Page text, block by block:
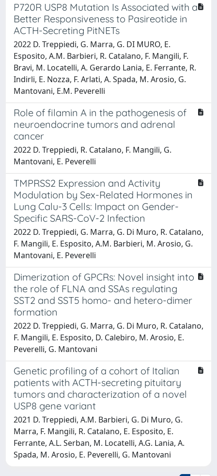
P720R USP8 Mutation Is Associated with a
Better Responsiveness to Pasireotide in
ACTH-Secreting PitNETs
2022 D. Treppiedi, G. Marra, G. DI MURO, E.
Esposito, A.M. Barbieri, R. Catalano, F. Mangili, F.
Bravi, M. Locatelli, A. Gerardo Lania, E. Ferrante, R.
Indirli, E. Nozza, F. Arlati, A. Spada, M. Arosio, G.
Mantovani, E.M. Peverelli
Role of filamin A in the pathogenesis of
neuroendocrine tumors and adrenal
cancer
2022 D. Treppiedi, R. Catalano, F. Mangili, G.
Mantovani, E. Peverelli
TMPRSS2 Expression and Activity
Modulation by Sex-Related Hormones in
Lung Calu-3 Cells: Impact on Gender-
Specific SARS-CoV-2 Infection
2022 D. Treppiedi, G. Marra, G. Di Muro, R. Catalano,
F. Mangili, E. Esposito, A.M. Barbieri, M. Arosio, G.
Mantovani, E. Peverelli
Dimerization of GPCRs: Novel insight into
the role of FLNA and SSAs regulating
SST2 and SST5 homo- and hetero-dimer
formation
2022 D. Treppiedi, G. Marra, G. Di Muro, R. Catalano,
F. Mangili, E. Esposito, D. Calebiro, M. Arosio, E.
Peverelli, G. Mantovani
Genetic profiling of a cohort of Italian
patients with ACTH-secreting pituitary
tumors and characterization of a novel
USP8 gene variant
2021 D. Treppiedi, A.M. Barbieri, G. Di Muro, G.
Marra, F. Mangili, R. Catalano, E. Esposito, E.
Ferrante, A.L. Serban, M. Locatelli, A.G. Lania, A.
Spada, M. Arosio, E. Peverelli, G. Mantovani